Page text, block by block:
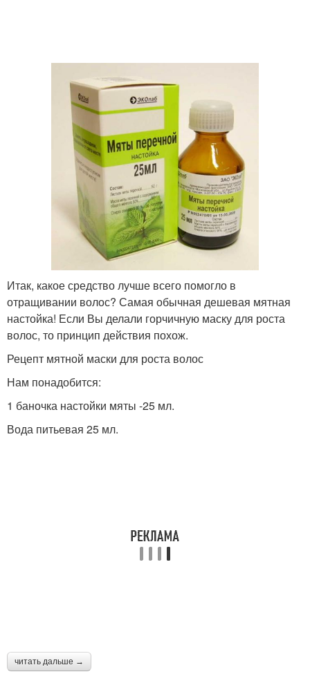
Итак, какое средство лучше всего помогло в
отращивании волос? Самая обычная дешевая мятная
настойка! Если Вы делали горчичную маску для роста
волос, то принцип действия похож.
Рецепт мятной маски для роста волос
Нам понадобится:
1 баночка настойки мяты -25 мл.
Вода питьевая 25 мл.
читать дальше →